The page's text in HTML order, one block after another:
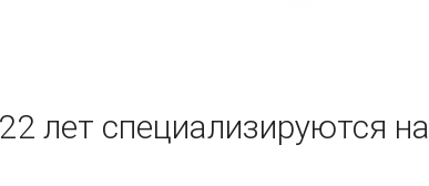
лет специализируются на